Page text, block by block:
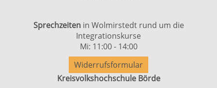
Sprechzeiten in Wolmirstedt rund um die
Integrationskurse
Mi: 11:00 - 14:00
Widerrufsformular
Kreisvolkshochschule Börde